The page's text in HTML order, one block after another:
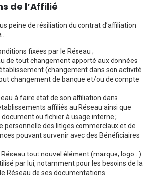
de l’Affilié
peine de résiliation du contrat d’affiliation
:
fixées par le Réseau ;
de tout changement apporté aux données
(changement dans son activité
changement de banque et/ou de compte
à faire état de son affiliation dans
affiliés au Réseau ainsi que
ou fichier à usage interne ;
personnelle des litiges commerciaux et de
pouvant survenir avec des Bénéficiaires
tout nouvel élément (marque, logo...)
par lui, notamment pour les besoins de la
Réseau de ses documentations.